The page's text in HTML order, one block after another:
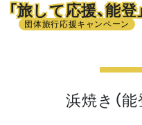
「旅して応援、能登
団体旅行応援キャンペーン
浜焼き（能